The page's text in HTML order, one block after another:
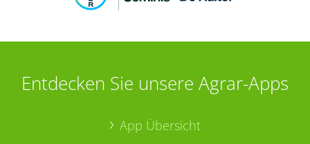
Entdecken Sie unsere Agrar-Apps
App Übersicht